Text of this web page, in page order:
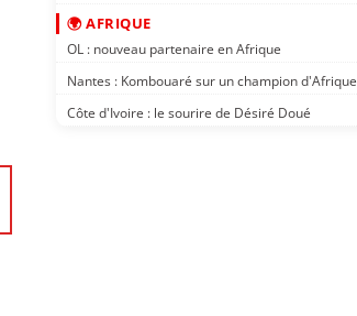
🌍 AFRIQUE
OL : nouveau partenaire en Afrique
Nantes : Kombouaré sur un champion d'Afrique
Côte d'Ivoire : le sourire de Désiré Doué